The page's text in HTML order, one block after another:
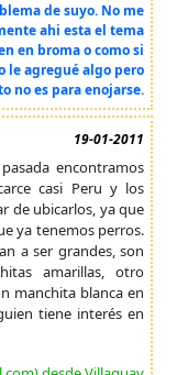
de suyo. No me
ahi esta el tema
en broma o como si
le agregué algo pero
no es para enojarse.
19-01-2011
encontramos
casi Peru y los
de ubicarlos, ya que
ya tenemos perros.
a ser grandes, son
amarillas, otro
manchita blanca en
tiene interés en